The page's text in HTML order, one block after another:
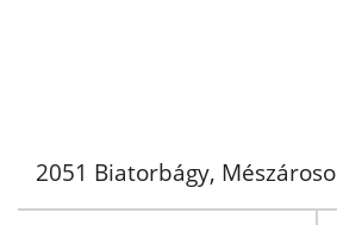
2051 Biatorbágy,